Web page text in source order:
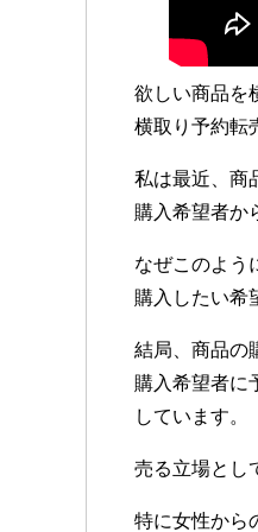
欲しい商品を
横取り予約転
私は最近、商
購入希望者か
なぜこのよう
購入したい希
結局、商品の
購入希望者に
しています。
売る立場とし
特に女性から